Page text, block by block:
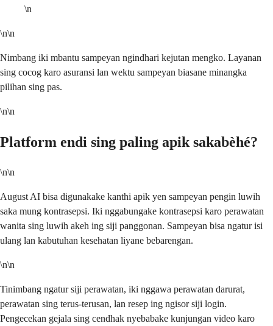
\n
\n\n
Nimbang iki mbantu sampeyan ngindhari kejutan mengko. Layanan
sing cocog karo asuransi lan wektu sampeyan biasane minangka
pilihan sing pas.
\n\n
Platform endi sing paling apik sakabèhé?
\n\n
August AI bisa digunakake kanthi apik yen sampeyan pengin luwih
saka mung kontrasepsi. Iki nggabungake kontrasepsi karo perawatan
wanita sing luwih akeh ing siji panggonan. Sampeyan bisa ngatur isi
ulang lan kabutuhan kesehatan liyane bebarengan.
\n\n
Tinimbang ngatur siji perawatan, iki nggawa perawatan darurat,
perawatan sing terus-terusan, lan resep ing ngisor siji login.
Pengecekan gejala sing cendhak nyebabake kunjungan video karo